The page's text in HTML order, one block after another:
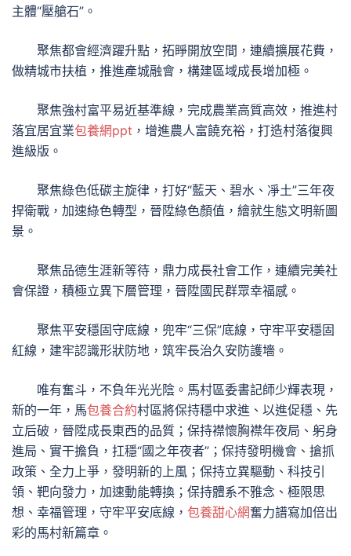
主體“壓艙石”。
聚焦都會經濟躍升點，拓睜開放空間，連續擴展花費，
做精城市扶植，推進產城融會，構建區域成長增加極。
聚焦強村富平易近基準線，完成農業高質高效，推進村
落宜居宜業包養網ppt ，增進農人富饒充裕，打造村落復興
進級版。
聚焦綠色低碳主旋律，打好“藍天、碧水、凈土”三年夜
捍衛戰，加速綠色轉型，晉陞綠色顏值，繪就生態文明新圖
景。
聚焦品德生涯新等待，鼎力成長社會工作，連續完美社
會保證，積極立異下層管理，晉陞國民群眾幸福感。
聚焦平安穩固守底線，兜牢“三保”底線，守牢平安穩固
紅線，建牢認識形狀防地，筑牢長治久安防護墻。
唯有奮斗，不負年光光陰。馬村區委書記師少輝表現，
新的一年，馬包養合約村區將保持穩中求進、以進促穩、先
立后破，晉陞成長東西的品質；保持襟懷胸襟年夜局、躬身
進局、實干擔負，扛穩“國之年夜者”；保持發明機會、搶抓
政策、全力上爭，發明新的上風；保持立異驅動、科技引
領、靶向發力，加速動能轉換；保持體系不雅念、極限思
想、幸福管理，守牢平安底線， 包養甜心網奮力譜寫加倍出
彩的馬村新篇章。